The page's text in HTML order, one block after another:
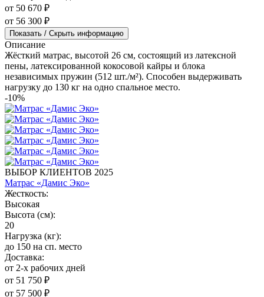
от 50 670 ₽
от 56 300 ₽
Показать / Скрыть информацию
Описание
Жёсткий матрас, высотой 26 см, состоящий из латексной
пены, латексированной кокосовой кайры и блока
независимых пружин (512 шт./м²). Способен выдерживать
нагрузку до 130 кг на одно спальное место.
-10%
ВЫБОР КЛИЕНТОВ 2025
Матрас «Дамис Эко»
Жесткость:
Высокая
Высота (см):
20
Нагрузка (кг):
до 150 на сп. место
Доставка:
от 2-х рабочих дней
от 51 750 ₽
от 57 500 ₽